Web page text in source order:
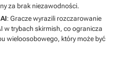
za brak niezawodności.
: Gracze wyrazili rozczarowanie
w trybach skirmish, co ogranicza
wieloosobowego, który może być